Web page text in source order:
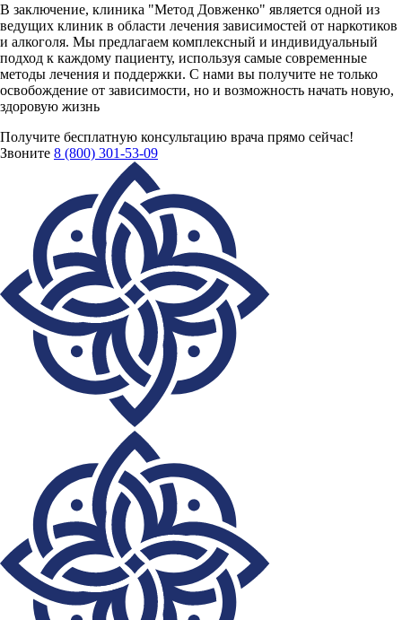
В заключение, клиника "Метод Довженко" является одной из
ведущих клиник в области лечения зависимостей от наркотиков
и алкоголя. Мы предлагаем комплексный и индивидуальный
подход к каждому пациенту, используя самые современные
методы лечения и поддержки. С нами вы получите не только
освобождение от зависимости, но и возможность начать новую,
здоровую жизнь
Получите бесплатную консультацию врача прямо сейчас!
Звоните 8 (800) 301-53-09